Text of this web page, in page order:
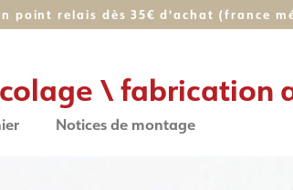
point relais dès 35€ d'achat (france
\ fabrication
Notices de montage